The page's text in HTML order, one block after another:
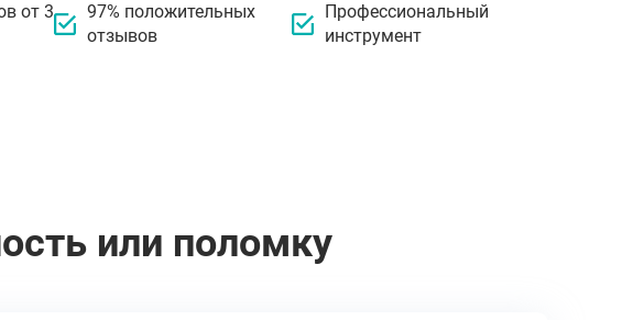
от 3
97% положительных
отзывов
Профессиональный
инструмент
или поломку